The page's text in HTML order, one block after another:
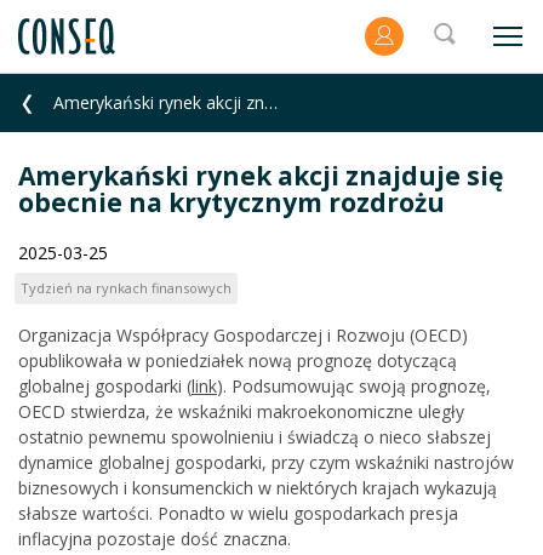
Amerykański rynek akcji znajduje się obecnie na krytycznym rozdrożu
Amerykański rynek akcji znajduje się
obecnie na krytycznym rozdrożu
2025-03-25
Tydzień na rynkach finansowych
Organizacja Współpracy Gospodarczej i Rozwoju (OECD)
opublikowała w poniedziałek nową prognozę dotyczącą
globalnej gospodarki (link). Podsumowując swoją prognozę,
OECD stwierdza, że wskaźniki makroekonomiczne uległy
ostatnio pewnemu spowolnieniu i świadczą o nieco słabszej
dynamice globalnej gospodarki, przy czym wskaźniki nastrojów
biznesowych i konsumenckich w niektórych krajach wykazują
słabsze wartości. Ponadto w wielu gospodarkach presja
inflacyjna pozostaje dość znaczna.